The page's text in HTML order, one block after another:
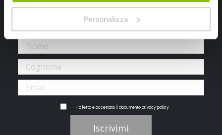
Personalizza
Iscriviti alla newsletter Speedup
Ricevi subito uno sconto del 10% per il tuo primo acquisto online!
Ho letto e accettato il documentoprivacy policy
Iscrivimi